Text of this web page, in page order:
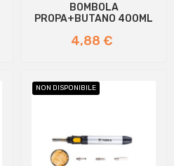
BOMBOLA
PROPA+BUTANO 400ML
Prezzo
4,88 €
NON DISPONIBILE